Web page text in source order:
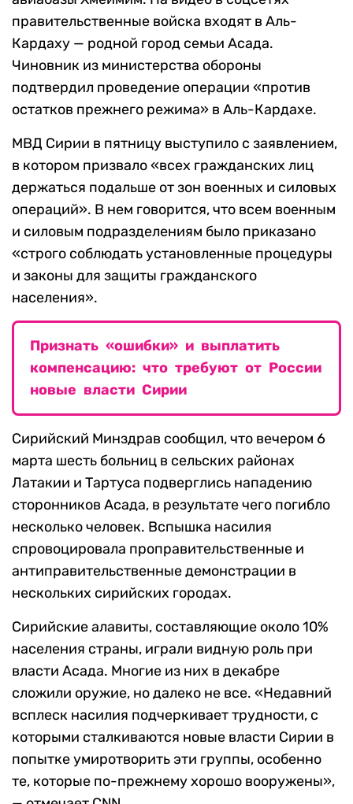
правительственные войска входят в Аль-
Кардаху — родной город семьи Асада.
Чиновник из министерства обороны
подтвердил проведение операции «против
остатков прежнего режима» в Аль-Кардахе.
МВД Сирии в пятницу выступило с заявлением,
в котором призвало «всех гражданских лиц
держаться подальше от зон военных и силовых
операций». В нем говорится, что всем военным
и силовым подразделениям было приказано
«строго соблюдать установленные процедуры
и законы для защиты гражданского
населения».
Признать «ошибки» и выплатить
компенсацию: что требуют от России
новые власти Сирии
Сирийский Минздрав сообщил, что вечером 6
марта шесть больниц в сельских районах
Латакии и Тартуса подверглись нападению
сторонников Асада, в результате чего погибло
несколько человек. Вспышка насилия
спровоцировала проправительственные и
антиправительственные демонстрации в
нескольких сирийских городах.
Сирийские алавиты, составляющие около 10%
населения страны, играли видную роль при
власти Асада. Многие из них в декабре
сложили оружие, но далеко не все. «Недавний
всплеск насилия подчеркивает трудности, с
которыми сталкиваются новые власти Сирии в
попытке умиротворить эти группы, особенно
те, которые по-прежнему хорошо вооружены»,